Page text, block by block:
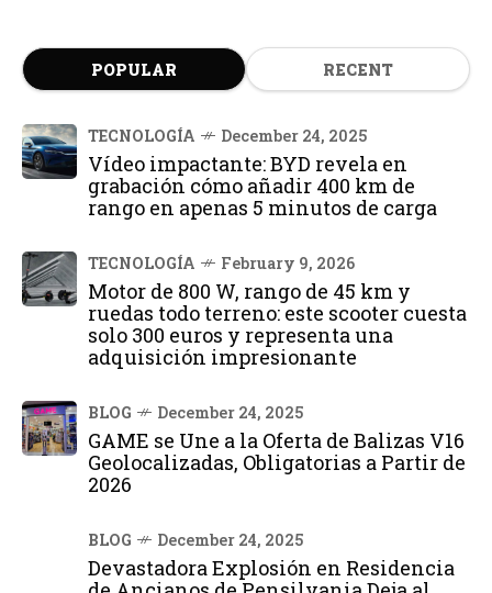
POPULAR RECENT
TECNOLOGÍA December 24, 2025
Vídeo impactante: BYD revela en
grabación cómo añadir 400 km de
rango en apenas 5 minutos de carga
TECNOLOGÍA February 9, 2026
Motor de 800 W, rango de 45 km y
ruedas todo terreno: este scooter cuesta
solo 300 euros y representa una
adquisición impresionante
BLOG December 24, 2025
GAME se Une a la Oferta de Balizas V16
Geolocalizadas, Obligatorias a Partir de
2026
BLOG December 24, 2025
Devastadora Explosión en Residencia